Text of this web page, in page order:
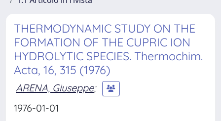
THERMODYNAMIC STUDY ON THE
FORMATION OF THE CUPRIC ION
HYDROLYTIC SPECIES. Thermochim.
Acta, 16, 315 (1976)
ARENA, Giuseppe;
1976-01-01